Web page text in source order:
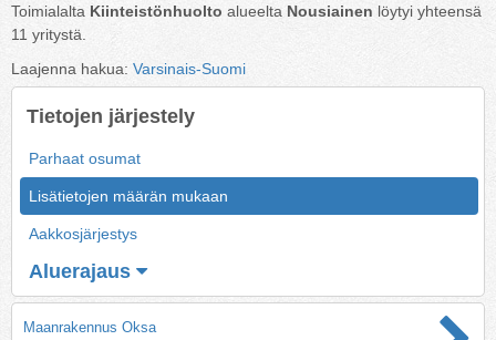
Toimialalta Kiinteistönhuolto alueelta Nousiainen löytyi yhteensä
11 yritystä.
Laajenna hakua: Varsinais-Suomi
Tietojen järjestely
Parhaat osumat
Lisätietojen määrän mukaan
Aakkosjärjestys
Aluerajaus
Maanrakennus Oksa